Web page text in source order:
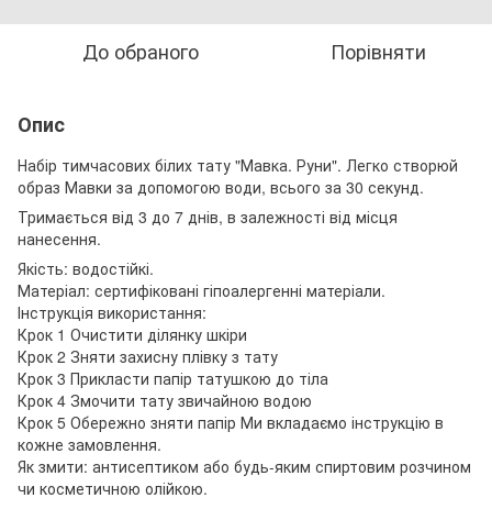
До обраного Порівняти
Опис
Набір тимчасових білих тату "Мавка. Руни". Легко створюй
образ Мавки за допомогою води, всього за 30 секунд.
Тримається від 3 до 7 днів, в залежності від місця
нанесення.
Якість: водостійкі.
Матеріал: сертифіковані гіпоалергенні матеріали.
Інструкція використання:
Крок 1 Очистити ділянку шкіри
Крок 2 Зняти захисну плівку з тату
Крок 3 Прикласти папір татушкою до тіла
Крок 4 Змочити тату звичайною водою
Крок 5 Обережно зняти папір Ми вкладаємо інструкцію в
кожне замовлення.
Як змити: антисептиком або будь-яким спиртовим розчином
чи косметичною олійкою.